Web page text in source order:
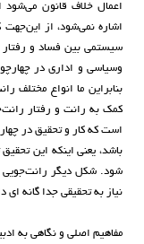
اعمال خلاف قانون
اشاره نمی‌شود، از
سیستمی بین فساد و
وسیاسی و اداری در
بنابراین ما انواع مختلف
کمک به رانت و رفتار
است که کار و تحقیق در
باشد، یعنی اینکه این
شود. شکل دیگر رانت‌جویی
نیاز به تحقیقی جدا گانه ای
مفاهیم اصلی و نگاهی به